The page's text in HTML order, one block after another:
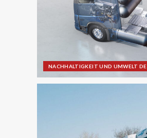
NACHHALTIGKEIT UND UMWELT DE